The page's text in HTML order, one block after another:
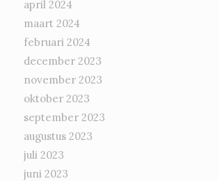
april 2024
maart 2024
februari 2024
december 2023
november 2023
oktober 2023
september 2023
augustus 2023
juli 2023
juni 2023